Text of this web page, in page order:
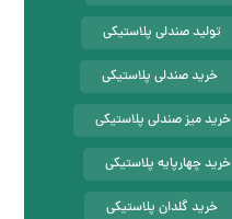
تولید صندلی پلاستیکی
خرید صندلی پلاستیکی
خرید میز صندلی پلاستیکی
خرید چهارپایه پلاستیکی
خرید گلدان پلاستیکی